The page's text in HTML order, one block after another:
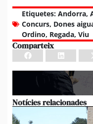
Etiquetes: Andorra,
Concurs, Dones
Ordino, Regada, Viu
Comparteix
Notícies relacionades